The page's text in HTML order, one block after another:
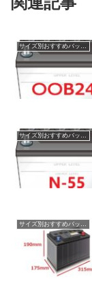
サイズ別おすすめバッテリー